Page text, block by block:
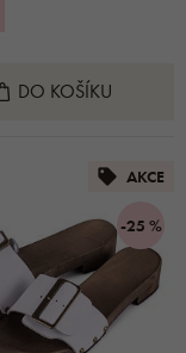
DO KOŠÍKU
AKCE
-25 %